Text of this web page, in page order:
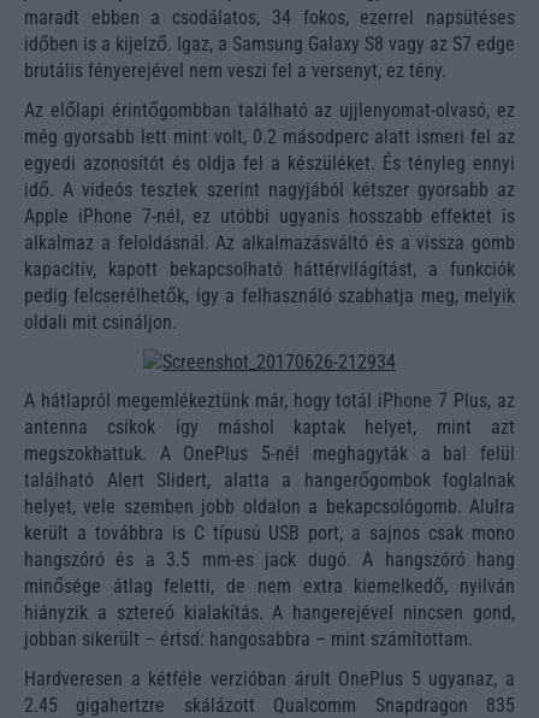
maradt ebben a csodálatos, 34 fokos, ezerrel napsütéses
időben is a kijelző. Igaz, a Samsung Galaxy S8 vagy az S7 edge
brutális fényerejével nem veszi fel a versenyt, ez tény.
Az előlapi érintőgombban található az ujjlenyomat-olvasó, ez
még gyorsabb lett mint volt, 0.2 másodperc alatt ismeri fel az
egyedi azonosítót és oldja fel a készüléket. És tényleg ennyi
idő. A videós tesztek szerint nagyjából kétszer gyorsabb az
Apple iPhone 7-nél, ez utóbbi ugyanis hosszabb effektet is
alkalmaz a feloldásnál. Az alkalmazásváltó és a vissza gomb
kapacitív, kapott bekapcsolható háttérvilágítást, a funkciók
pedig felcserélhetők, így a felhasználó szabhatja meg, melyik
oldali mit csináljon.
A hátlapról megemlékeztünk már, hogy totál iPhone 7 Plus, az
antenna csíkok így máshol kaptak helyet, mint azt
megszokhattuk. A OnePlus 5-nél meghagyták a bal felül
található Alert Slidert, alatta a hangerőgombok foglalnak
helyet, vele szemben jobb oldalon a bekapcsológomb. Alulra
került a továbbra is C típusú USB port, a sajnos csak mono
hangszóró és a 3.5 mm-es jack dugó. A hangszóró hang
minősége átlag feletti, de nem extra kiemelkedő, nyilván
hiányzik a sztereó kialakítás. A hangerejével nincsen gond,
jobban sikerült – értsd: hangosabbra – mint számítottam.
Hardveresen a kétféle verzióban árult OnePlus 5 ugyanaz, a
2.45 gigahertzre skálázott Qualcomm Snapdragon 835